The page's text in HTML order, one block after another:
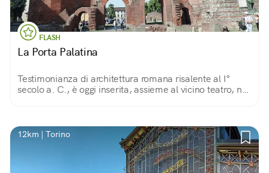
FLASH
La Porta Palatina
Testimonianza di architettura romana risalente al I°
secolo a. C., è oggi inserita, assieme al vicino teatro, nel
12km | Torino